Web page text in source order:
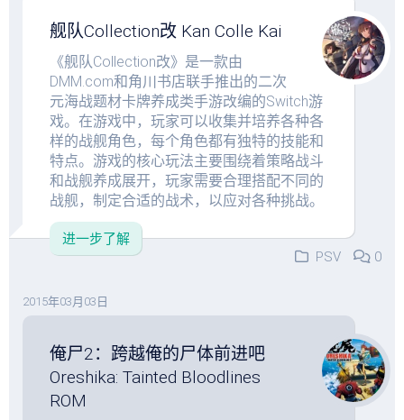
舰队Collection改 Kan Colle Kai
《舰队Collection改》是一款由
DMM.com和角川书店联手推出的二次
元海战题材卡牌养成类手游改编的Switch游
戏。在游戏中，玩家可以收集并培养各种各
样的战舰角色，每个角色都有独特的技能和
特点。游戏的核心玩法主要围绕着策略战斗
和战舰养成展开，玩家需要合理搭配不同的
战舰，制定合适的战术，以应对各种挑战。
进一步了解
PSV
0
2015年03月03日
俺尸2：跨越俺的尸体前进吧
Oreshika: Tainted Bloodlines
ROM